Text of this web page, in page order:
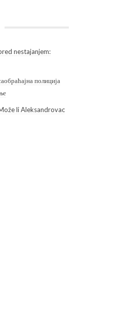
nestajanjem:
полиција
li Aleksandrovac